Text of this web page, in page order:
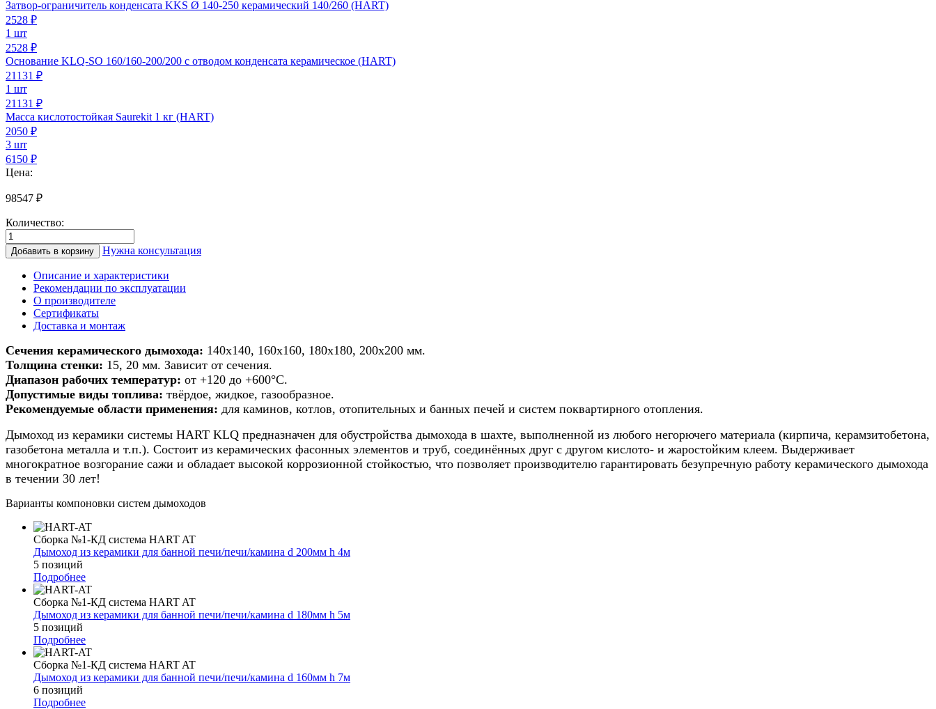
Затвор-ограничитель конденсата KKS Ø 140-250 керамический 140/260 (HART)
2528 ₽
1 шт
2528 ₽
Основание KLQ-SO 160/160-200/200 с отводом конденсата керамическое (HART)
21131 ₽
1 шт
21131 ₽
Масса кислотостойкая Saurekit 1 кг (HART)
2050 ₽
3 шт
6150 ₽
Цена:
98547 ₽
Количество:
Количество
товара
Дымоход
керамики
печи/
камина/
180х180мм
h
6м
Добавить в корзину Нужна консультация
Описание и характеристики
Рекомендации по эксплуатации
О производителе
Сертификаты
Доставка и монтаж
Сечения керамического дымохода: 140х140, 160х160, 180х180, 200х200 мм.
Толщина стенки: 15, 20 мм. Зависит от сечения.
Диапазон рабочих температур: от +120 до +600°С.
Допустимые виды топлива: твёрдое, жидкое, газообразное.
Рекомендуемые области применения: для каминов, котлов, отопительных и банных печей и систем поквартирного отопления.
Дымоход из керамики системы HART KLQ предназначен для обустройства дымохода в шахте, выполненной из любого негорючего материала (кирпича, керамзитобетона,
газобетона металла и т.п.). Состоит из керамических фасонных элементов и труб, соединённых друг с другом кислото- и жаростойким клеем. Выдерживает
многократное возгорание сажи и обладает высокой коррозионной стойкостью, что позволяет производителю гарантировать безупречную работу керамического дымохода
в течении 30 лет!
Варианты компоновки систем дымоходов
Сборка №1-КД система HART AT
Дымоход из керамики для банной печи/печи/камина d 200мм h 4м
5 позиций
Подробнее
Сборка №1-КД система HART AT
Дымоход из керамики для банной печи/печи/камина d 180мм h 5м
5 позиций
Подробнее
Сборка №1-КД система HART AT
Дымоход из керамики для банной печи/печи/камина d 160мм h 7м
6 позиций
Подробнее